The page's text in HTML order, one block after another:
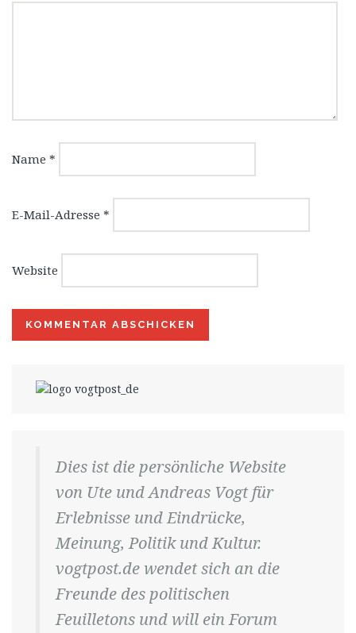
Name *
E-Mail-Adresse *
Website
Dies ist die persönliche Website
von Ute und Andreas Vogt für
Erlebnisse und Eindrücke,
Meinung, Politik und Kultur.
vogtpost.de wendet sich an die
Freunde des politischen
Feuilletons und will ein Forum